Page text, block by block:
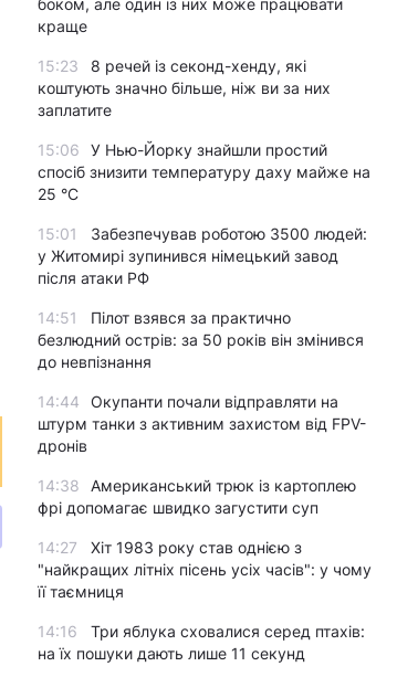
боком, але один із них може працювати
краще
15:23
8 речей із секонд-хенду, які
коштують значно більше, ніж ви за них
заплатите
15:06
У Нью-Йорку знайшли простий
спосіб знизити температуру даху майже на
25 °C
15:01
Забезпечував роботою 3500 людей:
у Житомирі зупинився німецький завод
після атаки РФ
14:51
Пілот взявся за практично
безлюдний острів: за 50 років він змінився
до невпізнання
14:44
Окупанти почали відправляти на
штурм танки з активним захистом від FPV-
дронів
14:38
Американський трюк із картоплею
фрі допомагає швидко загустити суп
14:27
Хіт 1983 року став однією з
"найкращих літніх пісень усіх часів": у чому
її таємниця
14:16
Три яблука сховалися серед птахів:
на їх пошуки дають лише 11 секунд